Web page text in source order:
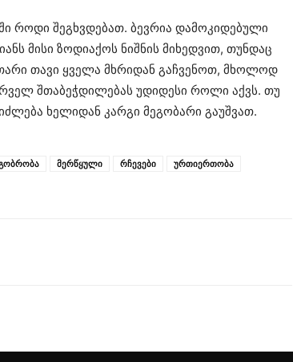
როდი შეგხვდებათ. ბევრია დამოკიდებული
მისი ზოდიაქოს ნიშნის მიხედვით, თუნდაც
თავი ყველა მხრიდან გაჩვენოთ, მხოლოდ
შთაბეჭდილებას უდიდესი როლი აქვს. თუ
ხელიდან კარგი მეგობარი გაუშვათ.
მერწყული რჩევები
ურთიერთობა